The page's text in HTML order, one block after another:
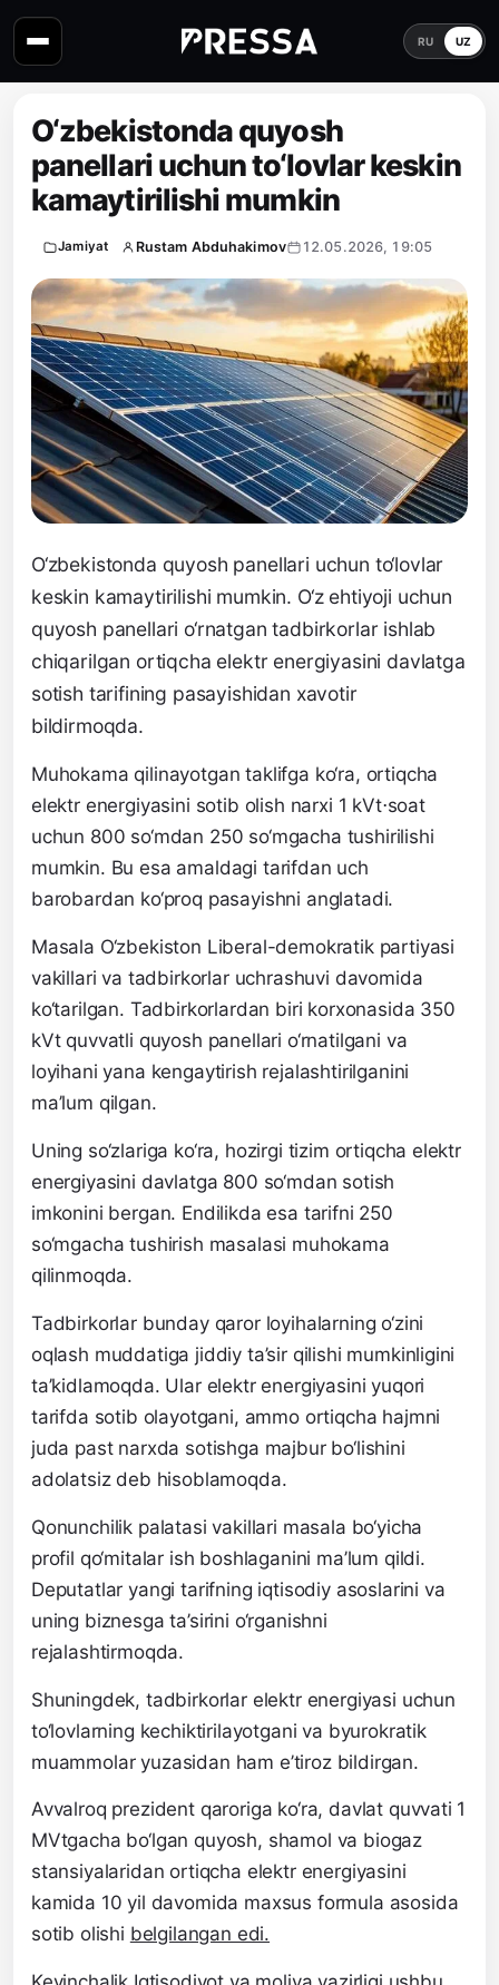
RU UZ
O‘zbekistonda quyosh
panellari uchun to‘lovlar keskin
kamaytirilishi mumkin
Jamiyat Rustam Abduhakimov 12.05.2026, 19:05
O‘zbekistonda quyosh panellari uchun to‘lovlar
keskin kamaytirilishi mumkin. O‘z ehtiyoji uchun
quyosh panellari o‘rnatgan tadbirkorlar ishlab
chiqarilgan ortiqcha elektr energiyasini davlatga
sotish tarifining pasayishidan xavotir
bildirmoqda.
Muhokama qilinayotgan taklifga ko‘ra, ortiqcha
elektr energiyasini sotib olish narxi 1 kVt⋅soat
uchun 800 so‘mdan 250 so‘mgacha tushirilishi
mumkin. Bu esa amaldagi tarifdan uch
barobardan ko‘proq pasayishni anglatadi.
Masala O‘zbekiston Liberal-demokratik partiyasi
vakillari va tadbirkorlar uchrashuvi davomida
ko‘tarilgan. Tadbirkorlardan biri korxonasida 350
kVt quvvatli quyosh panellari o‘rnatilgani va
loyihani yana kengaytirish rejalashtirilganini
ma’lum qilgan.
Uning so‘zlariga ko‘ra, hozirgi tizim ortiqcha elektr
energiyasini davlatga 800 so‘mdan sotish
imkonini bergan. Endilikda esa tarifni 250
so‘mgacha tushirish masalasi muhokama
qilinmoqda.
Tadbirkorlar bunday qaror loyihalarning o‘zini
oqlash muddatiga jiddiy ta’sir qilishi mumkinligini
ta’kidlamoqda. Ular elektr energiyasini yuqori
tarifda sotib olayotgani, ammo ortiqcha hajmni
juda past narxda sotishga majbur bo‘lishini
adolatsiz deb hisoblamoqda.
Qonunchilik palatasi vakillari masala bo‘yicha
profil qo‘mitalar ish boshlaganini ma’lum qildi.
Deputatlar yangi tarifning iqtisodiy asoslarini va
uning biznesga ta’sirini o‘rganishni
rejalashtirmoqda.
Shuningdek, tadbirkorlar elektr energiyasi uchun
to‘lovlarning kechiktirilayotgani va byurokratik
muammolar yuzasidan ham e’tiroz bildirgan.
Avvalroq prezident qaroriga ko‘ra, davlat quvvati 1
MVtgacha bo‘lgan quyosh, shamol va biogaz
stansiyalaridan ortiqcha elektr energiyasini
kamida 10 yil davomida maxsus formula asosida
sotib olishi belgilangan edi.